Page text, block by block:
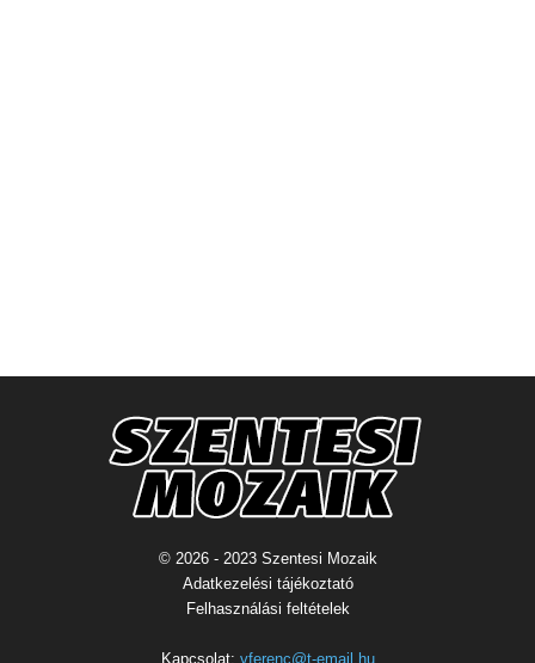
© 2026 - 2023 Szentesi Mozaik
Adatkezelési tájékoztató
Felhasználási feltételek
Kapcsolat: vferenc@t-email.hu